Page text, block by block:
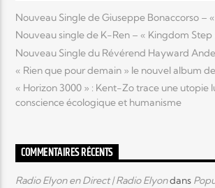
Nouveau Single de Giuseppe Bonaccorso –
Nouveau single de K-Ren – « Kingdom Step
Nouveau Single du Révérend Hayward
« Rien que pour demain » le nouvel album
« Horizon 3000 » : Kent-Zo trace une utopie
conscience écologique et humanisme
COMMENTAIRES RÉCENTS
Radio Elyon en Direct | Radio Elyondans